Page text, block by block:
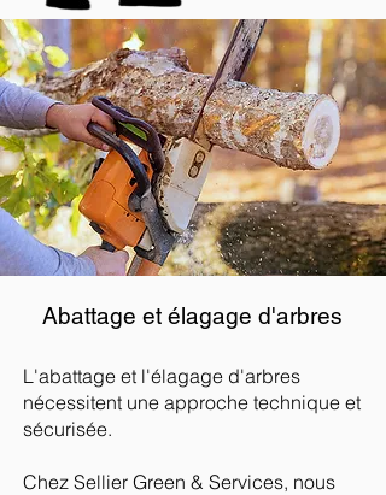
Abattage et élagage d'arbres
L'abattage et l'élagage d'arbres
nécessitent une approche technique et
sécurisée.
Chez Sellier Green & Services, nous